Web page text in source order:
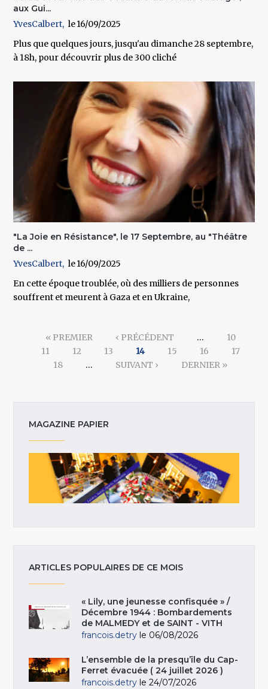
aux Gui...
YvesCalbert
16/09/2025
Plus que quelques jours, jusqu'au dimanche 28 septembre,
à 18h, pour découvrir plus de 300 cliché
"La Joie en Résistance", le 17 Septembre, au "Théâtre
de ...
YvesCalbert
16/09/2025
En cette époque troublée, où des milliers de personnes
souffrent et meurent à Gaza et en Ukraine,
« PREMIER ‹ PRÉCÉDENT …
10
11
12 13 14 15 16
17
18
… SUIVANT › DERNIER »
MAGAZINE PAPIER
ARTICLES POPULAIRES DE CE MOIS
« Lily, une jeunesse confisquée » /
Décembre 1944 : Bombardements
de MALMEDY et de SAINT - VITH
francois.detry le 06/08/2026
L’ensemble de la presqu’île du Cap-
Ferret évacuée ( 24 juillet 2026 )
francois.detry le 24/07/2026